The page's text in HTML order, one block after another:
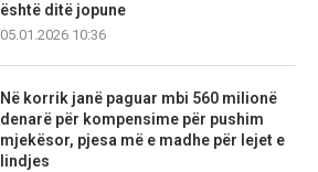
është ditë jopune
05.01.2026 10:36
Në korrik janë paguar mbi 560 milionë
denarë për kompensime për pushim
mjekësor, pjesa më e madhe për lejet e
lindjes